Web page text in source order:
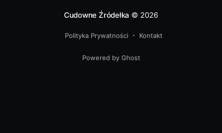
Cudowne Źródełka © 2026
Polityka Prywatności Kontakt
Powered by Ghost